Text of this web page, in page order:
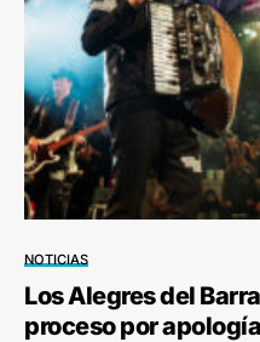
NOTICIAS
Los Alegres del
proceso por